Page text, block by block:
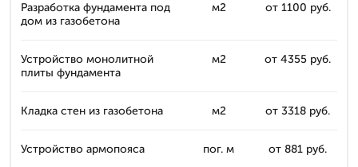
Разработка фундамента под
дом из газобетона
м2 от 1100 руб.
Устройство монолитной
плиты фундамента
м2 от 4355 руб.
Кладка стен из газобетона м2 от 3318 руб.
Устройство армопояса пог. м от 881 руб.